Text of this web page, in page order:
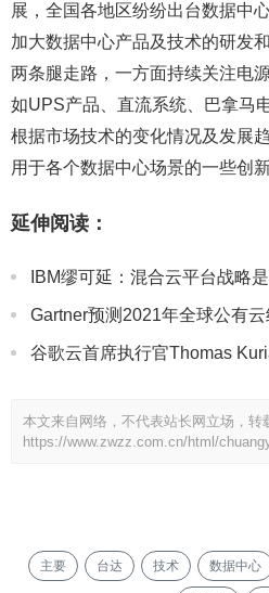
展，全国各地区纷纷出台数据中
加大数据中心产品及技术的研发
两条腿走路，一方面持续关注电
如UPS产品、直流系统、巴拿马
根据市场技术的变化情况及发展
用于各个数据中心场景的一些创
延伸阅读：
IBM缪可延：混合云平台战略
Gartner预测2021年全球公有
谷歌云首席执行官Thomas
本文来自网络，不代表站长网立场，转
https://www.zwzz.com.cn/html/
主要 台达 技术 数据中心